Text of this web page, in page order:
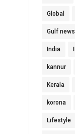
Global
Gulf news
India
kannur
Kerala
korona
Lifestyle